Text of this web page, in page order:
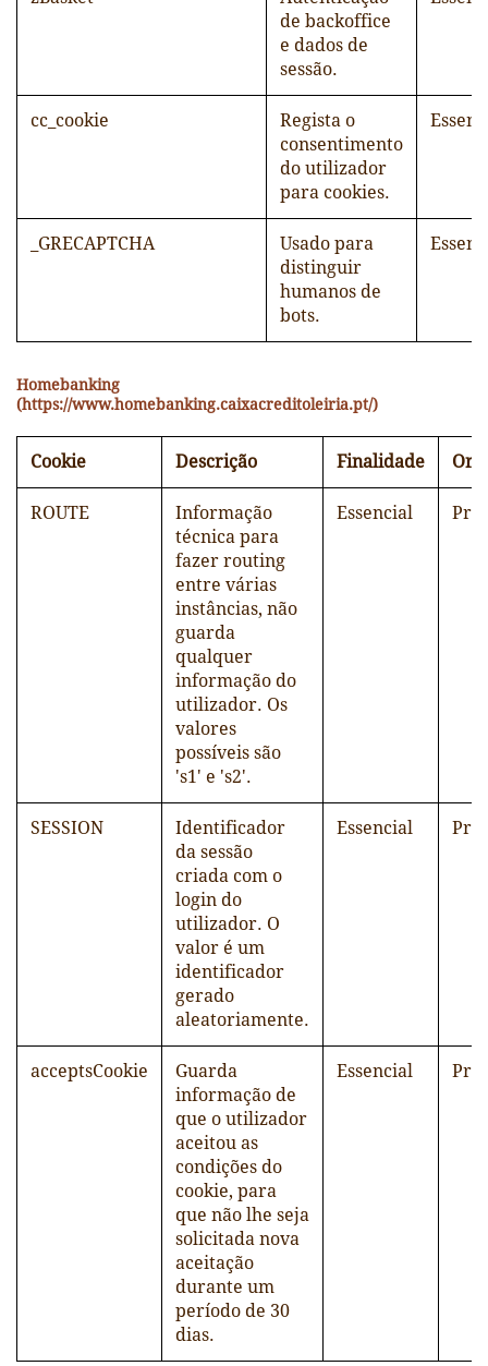
de backoffice
e dados de
sessão.
cc_cookie
Regista o
consentimento
do utilizador
para cookies.
_GRECAPTCHA
Usado para
distinguir
humanos de
bots.
Homebanking
(https://www.homebanking.caixacreditoleiria.pt/)
Cookie Descrição Finalidade
ROUTE
Informação
técnica para
fazer routing
entre várias
instâncias, não
guarda
qualquer
informação do
utilizador. Os
valores
possíveis são
's1' e 's2'.
Essencial
SESSION
Identificador
da sessão
criada com o
login do
utilizador. O
valor é um
identificador
gerado
aleatoriamente.
Essencial
acceptsCookie
Guarda
informação de
que o utilizador
aceitou as
condições do
cookie, para
que não lhe seja
solicitada nova
aceitação
durante um
período de 30
dias.
Essencial